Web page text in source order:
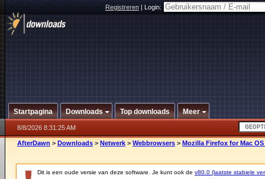
Registreren|Login:
Startpagina Downloads Top downloads Meer
8/8/2026 8:31:25 AM
AfterDawn > Downloads > Netwerk > Webbrowsers > Mozilla Firefox for Mac OS
Dit is een oude versie van deze software. Je kunt ook de v80.0 (laatste stabiele